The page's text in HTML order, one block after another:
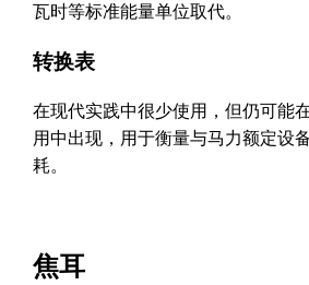
瓦时等标准能量单位取代。
转换表
在现代实践中很少使用，但仍可能
用中出现，用于衡量与马力额定设
耗。
焦耳